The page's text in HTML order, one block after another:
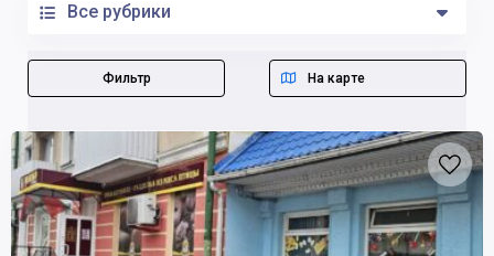
Все рубрики
Фильтр